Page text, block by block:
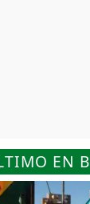
EN